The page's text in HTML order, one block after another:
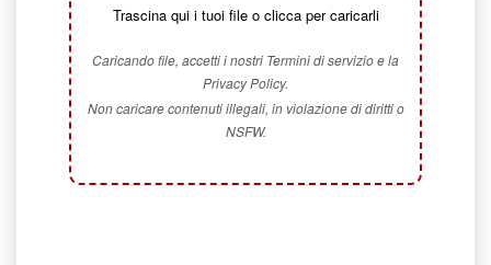
Trascina qui i tuoi file o clicca per caricarli
Caricando file, accetti i nostri Termini di servizio e la
Privacy Policy.
Non caricare contenuti illegali, in violazione di diritti o
NSFW.